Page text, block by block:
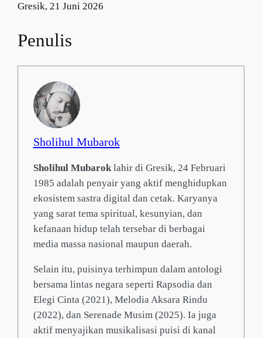
Gresik, 21 Juni 2026
Penulis
Sholihul Mubarok
Sholihul Mubaroklahir di Gresik, 24 Februari
1985 adalah penyair yang aktif menghidupkan
ekosistem sastra digital dan cetak. Karyanya
yang sarat tema spiritual, kesunyian, dan
kefanaan hidup telah tersebar di berbagai
media massa nasional maupun daerah.
Selain itu, puisinya terhimpun dalam antologi
bersama lintas negara seperti Rapsodia dan
Elegi Cinta (2021), Melodia Aksara Rindu
(2022), dan Serenade Musim (2025). Ia juga
aktif menyajikan musikalisasi puisi di kanal